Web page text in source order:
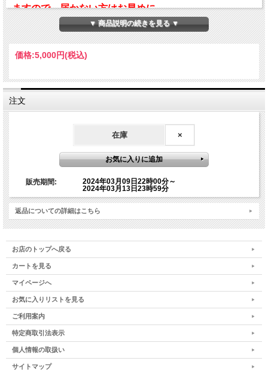
ますので、届かない方はお早めに
tips@namikiyoshikazu.comまでご連絡ください。尚、
開催当日のライブ配信に関するお問い合わせは、必ず開
催日のお昼12時までにお願いいたします。それ以降のお
問い合わせは対応でき兼ねますので、予めご了承くださ
い。
ご記入をお願いいたします。（ZOOMの「チャット」に
ご質問をご記入されましても、ご質問に採用されません
ので、予めご了承ください）
【オンライン参加の重要事項】
オンライン参加は下記をご了承の上、お申込みくださ
い。下記に該当の場合、録画視聴となりますので予めご
了承ください。
・事前にZOOM承認申請ができない場合
・ZOOMの設定が不安な方
また、オンラインワークショップはメールでのやりとり
が多いため、メールアドレスがない方など、メールのや
りとりができない方はお申込みを控えてください。恐れ
入りますが、弊社でメール受信設定およびZOOM登録設
定の方法について対応はしておりませんので、予めご了
▼ 商品説明の続きを見る ▼
価格:5,000円(税込)
注文
在庫 ×
販売期間:
2024年03月09日22時00分～
2024年03月13日23時59分
返品についての詳細はこちら
お店のトップへ戻る
カートを見る
マイページへ
お気に入りリストを見る
ご利用案内
特定商取引法表示
個人情報の取扱い
サイトマップ